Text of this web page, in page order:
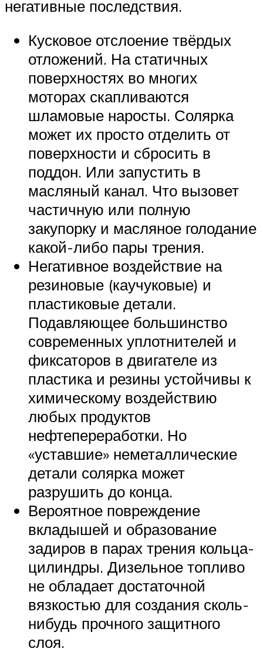
негативные последствия.
Кусковое отслоение твёрдых
отложений. На статичных
поверхностях во многих
моторах скапливаются
шламовые наросты. Солярка
может их просто отделить от
поверхности и сбросить в
поддон. Или запустить в
масляный канал. Что вызовет
частичную или полную
закупорку и масляное голодание
какой-либо пары трения.
Негативное воздействие на
резиновые (каучуковые) и
пластиковые детали.
Подавляющее большинство
современных уплотнителей и
фиксаторов в двигателе из
пластика и резины устойчивы к
химическому воздействию
любых продуктов
нефтепереработки. Но
«уставшие» неметаллические
детали солярка может
разрушить до конца.
Вероятное повреждение
вкладышей и образование
задиров в парах трения кольца-
цилиндры. Дизельное топливо
не обладает достаточной
вязкостью для создания сколь-
нибудь прочного защитного
слоя.